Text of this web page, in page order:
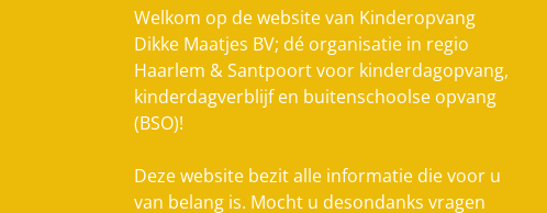
Welkom op de website van Kinderopvang
Dikke Maatjes BV; dé organisatie in regio
Haarlem & Santpoort voor kinderdagopvang,
kinderdagverblijf en buitenschoolse opvang
(BSO)!
Deze website bezit alle informatie die voor u
van belang is. Mocht u desondanks vragen